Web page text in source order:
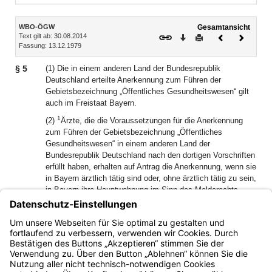
Inhalt
WBO-ÖGW
Text gilt ab: 30.08.2014
Fassung: 13.12.1979
Gesamtansicht
Download
DruckenVorheriges
§ 5
(1) Die in einem anderen Land der Bundesrepublik
Deutschland erteilte Anerkennung zum Führen der
Gebietsbezeichnung „Öffentliches Gesundheitswesen“ gilt
auch im Freistaat Bayern.
(2) 1Ärzte, die die Voraussetzungen für die Anerkennung
zum Führen der Gebietsbezeichnung „Öffentliches
Gesundheitswesen“ in einem anderen Land der
Bundesrepublik Deutschland nach den dortigen Vorschriften
erfüllt haben, erhalten auf Antrag die Anerkennung, wenn sie
in Bayern ärztlich tätig sind oder, ohne ärztlich tätig zu sein,
in Bayern ihre Hauptwohnung im Sinn des Melderechts
haben.
2Wurden die Voraussetzungen nur teilweise erfüllt,
kann die Weiterbildung unter Anrechnung der
nachgewiesenen Weiterbildungsleistungen nach dieser
Weiterbildungsordnung abgeschlossen werden.